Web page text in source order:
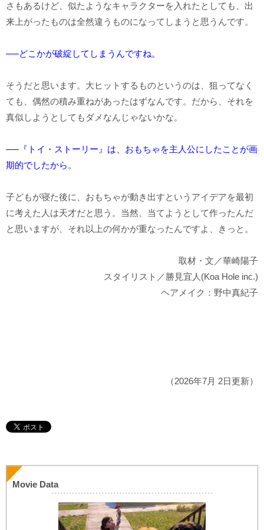
さもあるけど、似たようなキャラクターを入れたとしても、出
来上がったものは全然違うものになってしまうと思うんです。
──どこかが破綻してしまうんですね。
そうだと思います。大ヒットするものというのは、狙ってなく
ても、偶然の積み重ねがあったはずなんです。だから、それを
真似しようとしてもダメなんじゃないかな。
──『トイ・ストーリー』は、おもちゃを主人公にしたことが画
期的でしたから。
子どもが寝た後に、おもちゃが動き出すというアイデアを最初
に考えた人は天才だと思う。当然、当てようとして作ったんだ
と思いますが、それ以上の何かが重なったんですよ、きっと。
取材・文／華崎陽子
スタイリスト／勝見宜人(Koa Hole inc.)
ヘアメイク：野中真紀子
（2026年7月 2日更新）
Movie Data